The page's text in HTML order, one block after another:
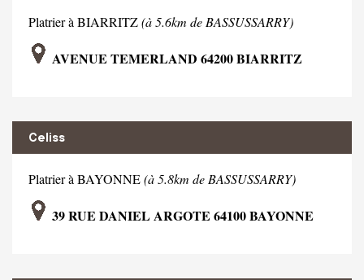
Platrier à BIARRITZ(à 5.6km de BASSUSSARRY)
AVENUE TEMERLAND 64200 BIARRITZ
Celiss
Platrier à BAYONNE(à 5.8km de BASSUSSARRY)
39 RUE DANIEL ARGOTE 64100 BAYONNE